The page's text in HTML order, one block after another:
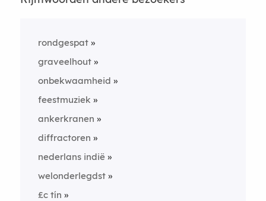
rondgespat
graveelhout
onbekwaamheid
feestmuziek
ankerkranen
diffractoren
nederlans indië
welonderlegdst
£c tín